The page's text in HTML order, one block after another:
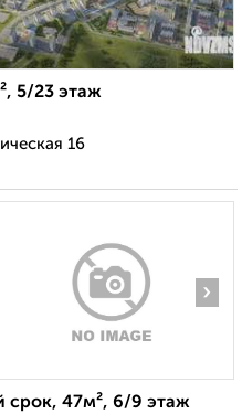
5/23 этаж
16
›
срок, 47м², 6/9 этаж